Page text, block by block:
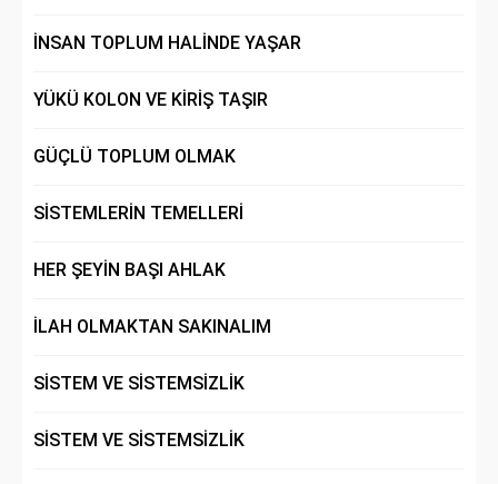
İNSAN TOPLUM HALİNDE YAŞAR
YÜKÜ KOLON VE KİRİŞ TAŞIR
GÜÇLÜ TOPLUM OLMAK
SİSTEMLERİN TEMELLERİ
HER ŞEYİN BAŞI AHLAK
İLAH OLMAKTAN SAKINALIM
SİSTEM VE SİSTEMSİZLİK
SİSTEM VE SİSTEMSİZLİK